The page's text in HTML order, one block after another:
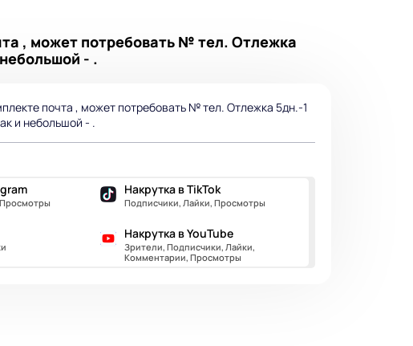
, может потребовать № тел. Отлежка
- .
почта , может потребовать № тел. Отлежка 5дн.-1
и небольшой - .
Накрутка в TikTok
Подписчики, Лайки, Просмотры
Накрутка в YouTube
Зрители, Подписчики, Лайки,
Комментарии, Просмотры